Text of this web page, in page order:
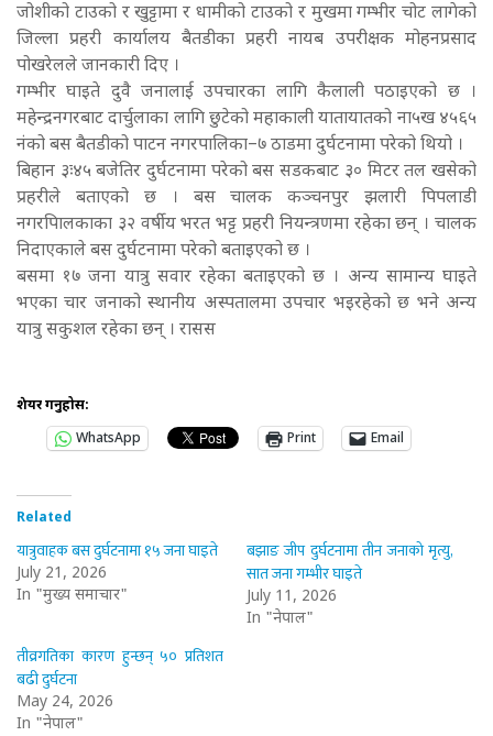
जोशीको टाउको र खुट्टामा र धामीको टाउको र मुखमा गम्भीर चोट लागेको
जिल्ला प्रहरी कार्यालय बैतडीका प्रहरी नायब उपरीक्षक मोहनप्रसाद
पोखरेलले जानकारी दिए ।
गम्भीर घाइते दुवै जनालाई उपचारका लागि कैलाली पठाइएको छ ।
महेन्द्रनगरबाट दार्चुलाका लागि छुटेको महाकाली यातायातको ना५ख ४५६५
नंको बस बैतडीको पाटन नगरपालिका–७ ठाडमा दुर्घटनामा परेको थियो ।
बिहान ३ः४५ बजेतिर दुर्घटनामा परेको बस सडकबाट ३० मिटर तल खसेको
प्रहरीले बताएको छ । बस चालक कञ्चनपुर झलारी पिपलाडी
नगरपािलकाका ३२ वर्षीय भरत भट्ट प्रहरी नियन्त्रणमा रहेका छन् । चालक
निदाएकाले बस दुर्घटनामा परेको बताइएको छ ।
बसमा १७ जना यात्रु सवार रहेका बताइएको छ । अन्य सामान्य घाइते
भएका चार जनाको स्थानीय अस्पतालमा उपचार भइरहेको छ भने अन्य
यात्रु सकुशल रहेका छन् । रासस
शेयर गर्नुहोस:
WhatsApp
Print Email
Related
यात्रुवाहक बस दुर्घटनामा १५ जना घाइते
July 21, 2026
In "मुख्य समाचार"
बझाङ जीप दुर्घटनामा तीन जनाको मृत्यु,
सात जना गम्भीर घाइते
July 11, 2026
In "नेपाल"
तीव्रगतिका कारण हुन्छन् ५० प्रतिशत
बढी दुर्घटना
May 24, 2026
In "नेपाल"